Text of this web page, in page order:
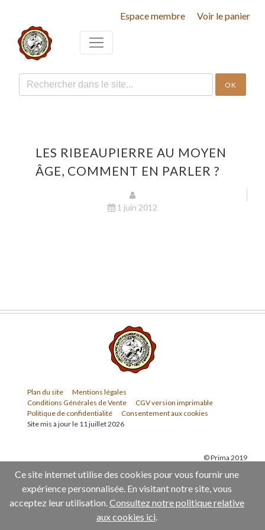
Espace membre Voir le panier
OK
LES RIBEAUPIERRE AU MOYEN
ÂGE, COMMENT EN PARLER ?
1 juin 2012
Plan du site
Mentions légales
Conditions Générales de Vente
CGV version imprimable
Politique de confidentialité
Consentement aux cookies
Site mis à jour le 11 juillet 2026
© Prima 2019
Ce site internet utilise des cookies pour vous fournir une
expérience personnalisée. En visitant notre site, vous
acceptez leur utilisation.Consultez notre politique relative
aux cookies ici.